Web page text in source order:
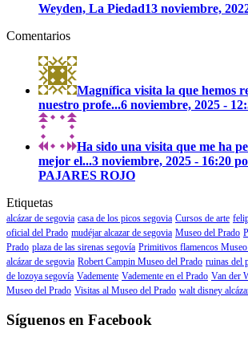
Weyden, La Piedad13 noviembre,
Comentarios
Magnífica visita la que hemos
nuestro profe...6 noviembre, 2025 -
Ha sido una visita que me ha
mejor el...3 noviembre, 2025 - 16:20
PAJARES ROJO
Etiquetas
alcázar de segovia casa de los picos segovia Cursos de arte
oficial del Prado mudéjar alcazar de segovia Museo del Prado
Prado plaza de las sirenas segovía Primitivos flamencos
alcázar de segovia Robert Campin Museo del Prado ruinas del
de lozoya segovía Vademente Vademente en el Prado Van der
Museo del Prado Visitas al Museo del Prado walt disney
Síguenos en Facebook